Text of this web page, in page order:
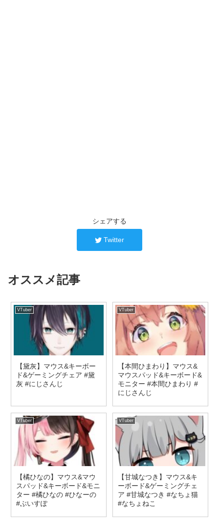
シェアする
Twitter
オススメ記事
VTuber
【黛灰】マウス&キーボー
ド&ゲーミングチェア #黛
灰 #にじさんじ
VTuber
【本間ひまわり】マウス&
マウスパッド&キーボード&
モニター #本間ひまわり #
にじさんじ
VTuber
【橘ひなの】マウス&マウ
スパッド&キーボード&モニ
ター #橘ひなの #ひなーの
#ぶいすぽ
VTuber
【甘城なつき】マウス&キ
ーボード&ゲーミングチェ
ア #甘城なつき #なちょ猫
#なちょねこ